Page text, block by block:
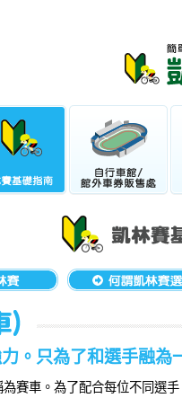
。只為了和選手融為
賽車。為了配合每位不同選